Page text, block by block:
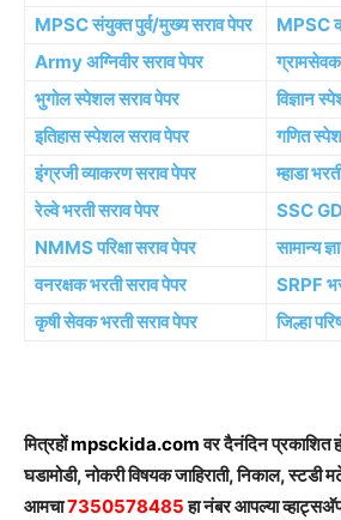
MPSC संयुक्त पुर्व/मुख्य सराव पेपर
MPSC
Army अग्निवीर सराव पेपर
ग्रामसेवक
भुगोल स्पेशल सराव पेपर
विज्ञान
इतिहास स्पेशल सराव पेपर
गणित
इंग्रजी व्याकरण सराव पेपर
म्हाडा
रेल्वे भरती सराव पेपर
SSC GD
NMMS परिक्षा सराव पेपर
सामान्य
वनरक्षक भरती सराव पेपर
SRPF
कृषी सेवक भरती सराव पेपर
जिल्हा
मित्रहोंmpsckida.comवर दैनंदिन प्रकाशित
घडामोडी, नोकरी विषयक जाहिराती, निकाल, स्टडी
आमचा7350578485हा नंबर आपल्या